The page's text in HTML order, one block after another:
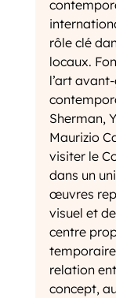
rôle clé
locaux.
l’art
Sherman,
Maurizio
visiter le
dans un
œuvres
visuel et
centre
relation
concept,